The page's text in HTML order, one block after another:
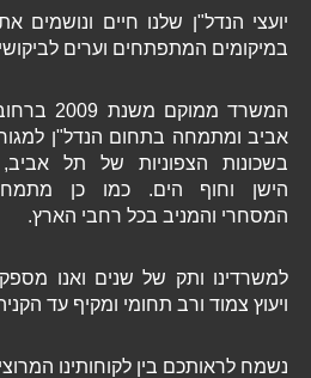
יועצי הנדל"ן שלנו חיים ונושמים
במיקומים המתפתחים וערים
אביב ומתמחה בתחום הנדל"ן
בשכונות הצפוניות של תל אביב,
הישן וחוף הים. כמו כן
המסחרי והמניב בכל רחבי הארץ.
למשרדינו ותק של שנים ואנו
ויעוץ צמוד ורב תחומי ומקיף עד
נשמח לראותכם בין לקוחותינו